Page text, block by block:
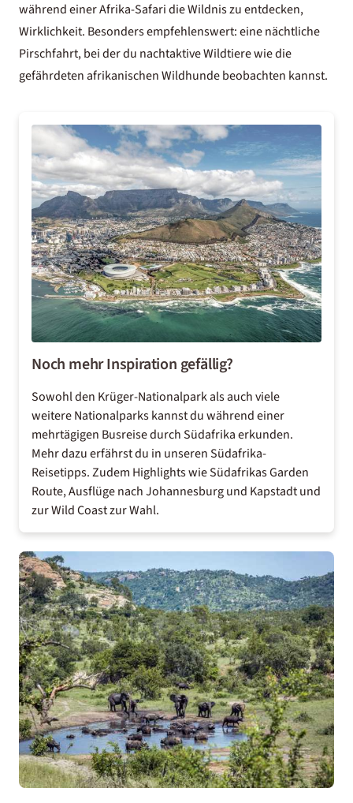
während einerAfrika-Safaridie Wildnis zu entdecken,
Wirklichkeit. Besonders empfehlenswert: eine nächtliche
Pirschfahrt, bei der du nachtaktive Wildtiere wie die
gefährdeten afrikanischen Wildhunde beobachten kannst.
Noch mehr Inspiration gefällig?
Sowohl den Krüger-Nationalpark als auch viele
weitere Nationalparks kannst du während einer
mehrtägigen Busreise durch Südafrika erkunden.
Mehr dazu erfährst du in unserenSüdafrika-
Reisetipps. Zudem Highlights wieSüdafrikas Garden
Route, Ausflüge nach Johannesburg und Kapstadt und
zur Wild Coast zur Wahl.